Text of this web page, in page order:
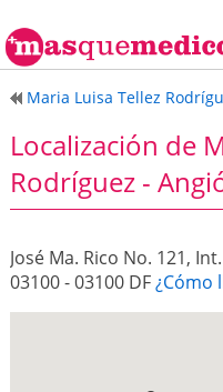
Maria Luisa Tellez
Localización de
Rodríguez -
José Ma. Rico No. 121,
03100 - 03100 DF¿Cómo